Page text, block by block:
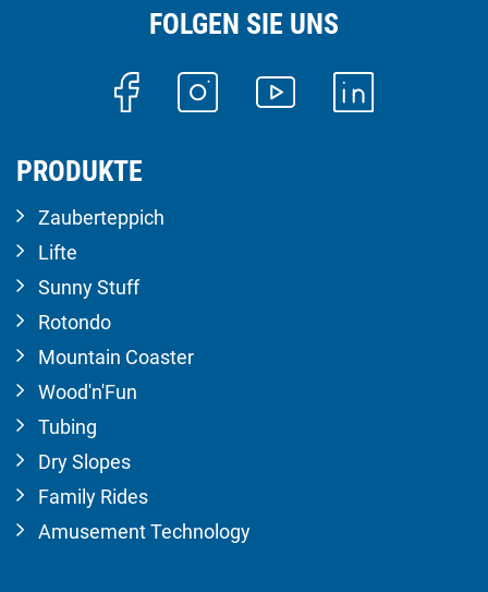
FOLGEN SIE UNS
PRODUKTE
Zauberteppich
Lifte
Sunny Stuff
Rotondo
Mountain Coaster
Wood'n'Fun
Tubing
Dry Slopes
Family Rides
Amusement Technology